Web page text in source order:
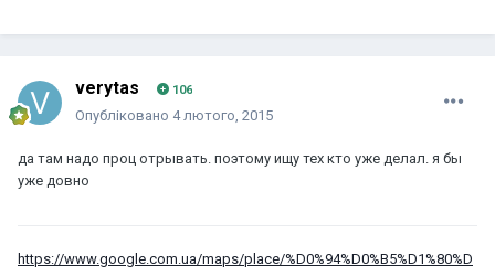
verytas 106
Опубліковано 4 лютого, 2015
да там надо проц отрывать. поэтому ищу тех кто уже делал. я бы
уже довно
https://www.google.com.ua/maps/place/%D0%94%D0%B5%D1%80%D